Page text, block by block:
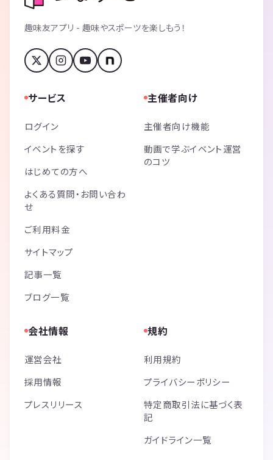
趣味友アプリ - 趣味やスポーツを楽しもう！
サービス
ログイン
イベントを探す
はじめての方へ
よくある質問・お問い合わ
せ
ご利用料金
サイトマップ
記事一覧
ブログ一覧
主催者向け
主催者向け機能
動画で学ぶイベント運営
のコツ
会社情報
運営会社
採用情報
プレスリリース
規約
利用規約
プライバシーポリシー
特定商取引法に基づく表
記
ガイドライン一覧